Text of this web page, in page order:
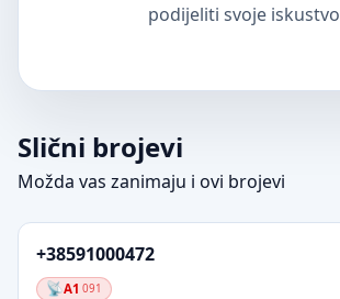
podijeliti svoje
Slični brojevi
Možda vas zanimaju i ovi brojevi
+38591000472
A1 091